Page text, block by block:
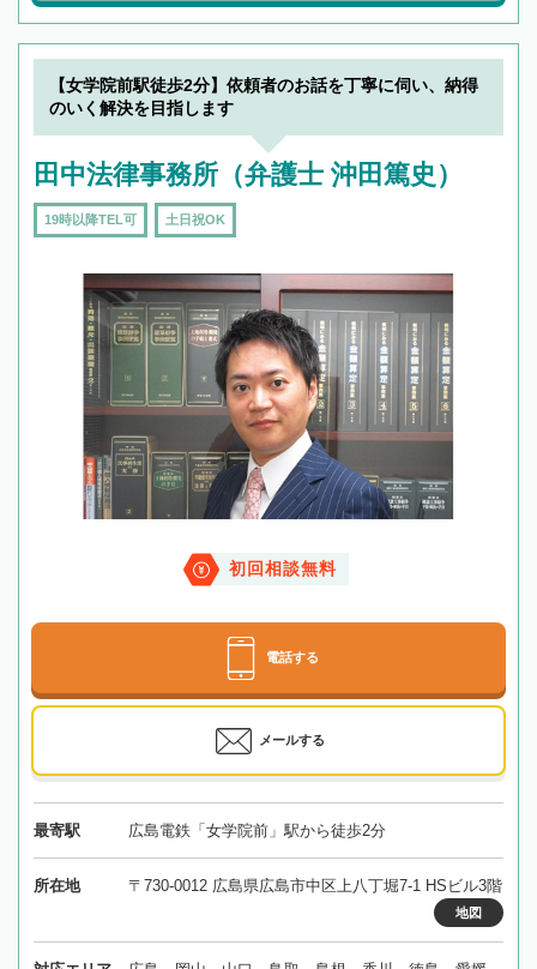
【女学院前駅徒歩2分】依頼者のお話を丁寧に伺い、納得
のいく解決を目指します
田中法律事務所（弁護士 沖田篤史）
19時以降TEL可 土日祝OK
初回相談無料
電話する
メールする
最寄駅 広島電鉄「女学院前」駅から徒歩2分
所在地 〒730-0012 広島県広島市中区上八丁堀7-1 HSビル3階
地図